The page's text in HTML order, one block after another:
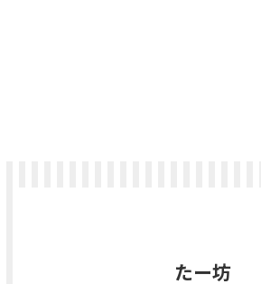
たー坊